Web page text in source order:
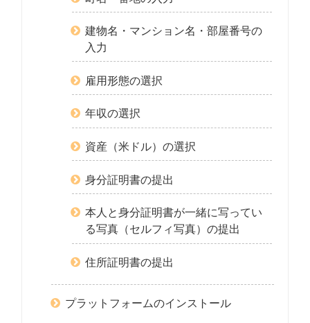
建物名・マンション名・部屋番号の
入力
雇用形態の選択
年収の選択
資産（米ドル）の選択
身分証明書の提出
本人と身分証明書が一緒に写ってい
る写真（セルフィ写真）の提出
住所証明書の提出
プラットフォームのインストール